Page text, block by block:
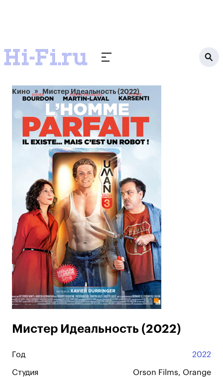
Кино Мистер Идеальность (2022)
Мистер Идеальность (2022)
Год 2022
Студия
Orson Films, Orange